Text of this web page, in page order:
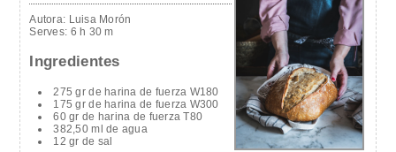
Autora: Luisa Morón
Serves: 6 h 30 m
Ingredientes
275 gr de harina de fuerza W180
175 gr de harina de fuerza W300
60 gr de harina de fuerza T80
382,50 ml de agua
12 gr de sal